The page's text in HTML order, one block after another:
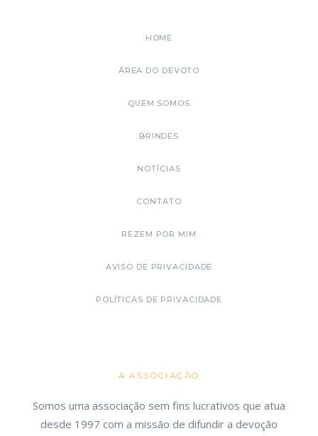
HOME
ÁREA DO DEVOTO
QUEM SOMOS
BRINDES
NOTÍCIAS
CONTATO
REZEM POR MIM
AVISO DE PRIVACIDADE
POLÍTICAS DE PRIVACIDADE
A ASSOCIAÇÃO
Somos uma associação sem fins lucrativos que atua
desde 1997 com a missão de difundir a devoção